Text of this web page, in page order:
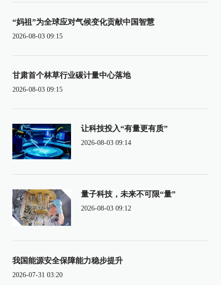
“妈祖”为全球应对气候变化贡献中国智慧
2026-08-03 09:15
甘肃首个林草行业碳计量中心落地
2026-08-03 09:15
让科技投入“有量更有质”
2026-08-03 09:14
量子科技，未来不可限“量”
2026-08-03 09:12
我国能源安全保障能力稳步提升
2026-07-31 03:20